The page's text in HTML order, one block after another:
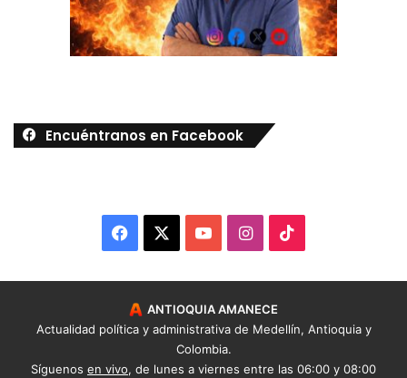
Encuéntranos en Facebook
Facebook YouTubeInstagram
ANTIOQUIA AMANECE
Actualidad política y administrativa de Medellín, Antioquia y
Colombia.
Síguenos en vivo, de lunes a viernes entre las 06:00 y 08:00